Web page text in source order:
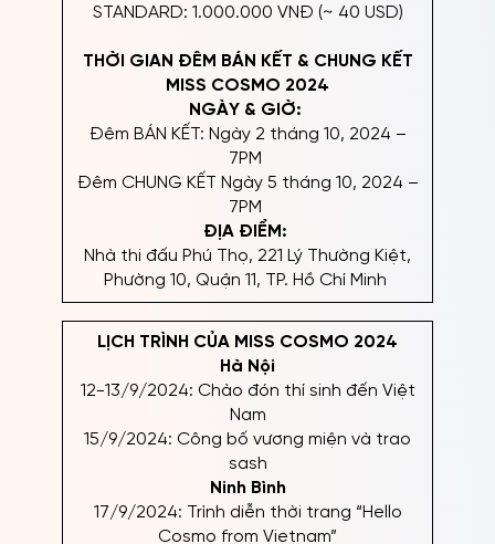
STANDARD: 1.000.000 VNĐ (~ 40 USD)
THỜI GIAN ĐÊM BÁN KẾT & CHUNG KẾT
MISS COSMO 2024
NGÀY & GIỜ:
Đêm BÁN KẾT: Ngày 2 tháng 10, 2024 –
7PM
Đêm CHUNG KẾT Ngày 5 tháng 10, 2024 –
7PM
ĐỊA ĐIỂM:
Nhà thi đấu Phú Thọ, 221 Lý Thường Kiệt,
Phường 10, Quận 11, TP. Hồ Chí Minh
LỊCH TRÌNH CỦA MISS COSMO 2024
Hà Nội
12-13/9/2024: Chào đón thí sinh đến Việt
Nam
15/9/2024: Công bố vương miện và trao
sash
Ninh Bình
17/9/2024: Trình diễn thời trang “Hello
Cosmo from Vietnam”